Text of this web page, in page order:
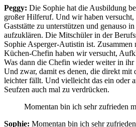
Peggy: Die Sophie hat die Ausbildung
großer Hilferuf. Und wir haben versucht,
Gaststätte zu unterstützen und genauso
aufzuklären. Die Mitschüler in der
Sophie Asperger-Autistin ist.
Küchen-Chefin haben wir versucht,
Was dann die Chefin wieder weiter in
Und zwar, damit es denen, die direkt mit
leichter fällt. Und vielleicht das ein oder
Seufzen auch mal zu verdrücken.
Momentan bin ich sehr zufrieden
Sophie: Momentan bin ich sehr